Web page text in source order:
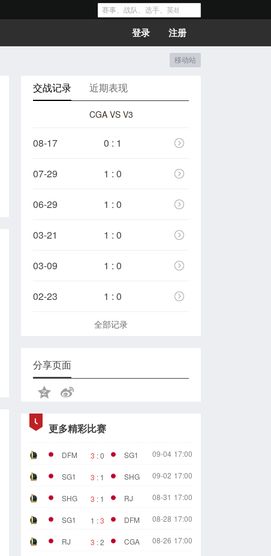
登录 注册
移动站
交战记录 近期表现
CGA VS V3
08-17 0 : 1
07-29 1 : 0
06-29 1 : 0
03-21 1 : 0
03-09 1 : 0
02-23 1 : 0
全部记录
分享页面
更多精彩比赛
DFM 3 :0 SG1 09-04 17:00
SG1 3 : 1 SHG 09-02 17:00
SHG 3 : 1 RJ 08-31 17:00
SG1 1 :3 DFM 08-28 17:00
RJ 3 :2 CGA 08-26 17:00